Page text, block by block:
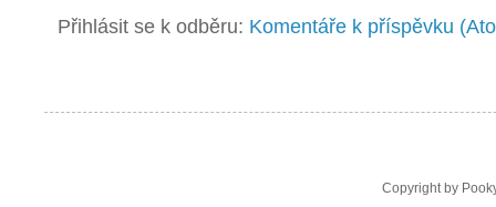
Přihlásit se k odběru: Komentáře k příspěvku
Copyright by